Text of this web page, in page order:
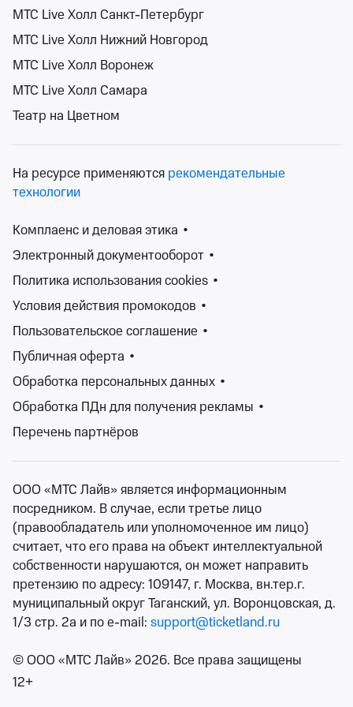
СпектаклиКонцертыДетям
Спектакли в августе 2026 года
0 событий
События на карте
К сожалению, мы ничего не нашли
Попробуйте изменить ваш запрос
Изменить фильтры
На Ticketland найдется спектакль для каждого — по
душе, по настроению, по интересам. Легко найти
нужный вам спектакль по названию театра, жанру
или именам актеров, которые в нем участвуют.
Прочтите аннотацию, посмотрите отзывы зрителей и
сделайте свой выбор.
Билеты на спектакли театров Амурской области вы
можете приобрести прямо на сайте Ticketland,
оплатив покупку банковской картой. Останется лишь
распечатать электронный билет или показать QR-код
билета при входе.
МТС Live Холл Санкт-Петербург
МТС Live Холл Нижний Новгород
МТС Live Холл Воронеж
МТС Live Холл Самара
Театр на Цветном
На ресурсе применяются рекомендательные
технологии
Комплаенс и деловая этика •
Электронный документооборот •
Политика использования cookies •
Условия действия промокодов •
Пользовательское соглашение •
Публичная оферта •
Обработка персональных данных •
Обработка ПДн для получения рекламы •
Перечень партнёров
ООО «МТС Лайв» является информационным
посредником. В случае, если третье лицо
(правообладатель или уполномоченное им лицо)
считает, что его права на объект интеллектуальной
собственности нарушаются, он может направить
претензию по адресу: 109147, г. Москва, вн.тер.г.
муниципальный округ Таганский, ул. Воронцовская, д.
1/3 стр. 2а и по e-mail: support@ticketland.ru
© ООО «МТС Лайв» 2026. Все права защищены
12+